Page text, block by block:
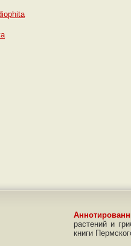
растений и
книги